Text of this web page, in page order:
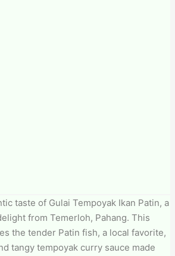
taste of Gulai Tempoyak Ikan Patin, a
from Temerloh, Pahang. This
the tender Patin fish, a local favorite,
tangy tempoyak curry sauce made